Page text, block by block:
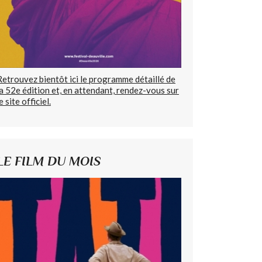
bientôt ici le programme détaillé de
52e édition et, en attendant, rendez-vous sur
site officiel.
FILM DU MOIS